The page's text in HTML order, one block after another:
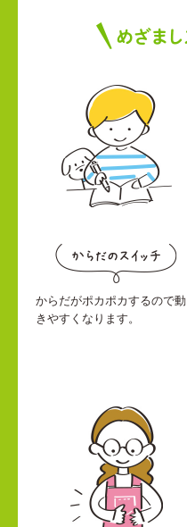
からだがポカポカするので動
きやすくなります。